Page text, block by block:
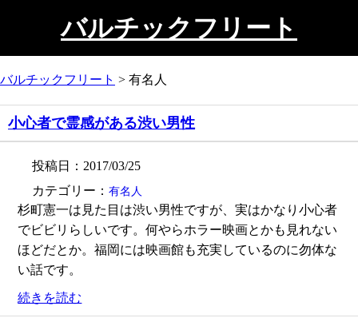
バルチックフリート
バルチックフリート > 有名人
小心者で霊感がある渋い男性
投稿日：2017/03/25
カテゴリー： 有名人
杉町憲一は見た目は渋い男性ですが、実はかなり小心者
でビビリらしいです。何やらホラー映画とかも見れない
ほどだとか。福岡には映画館も充実しているのに勿体な
い話です。
続きを読む